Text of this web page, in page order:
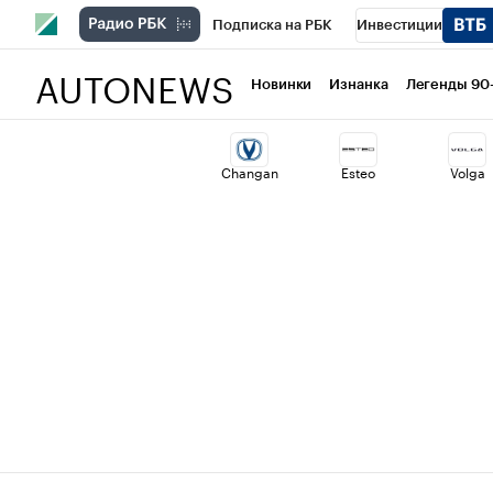
Подписка на РБК Инвестиции
Национальные проекты Город
Кредитные рейтинги Франшизы
AUTONEWS Новинки Изнанка Легенды
Changan Esteo Volga